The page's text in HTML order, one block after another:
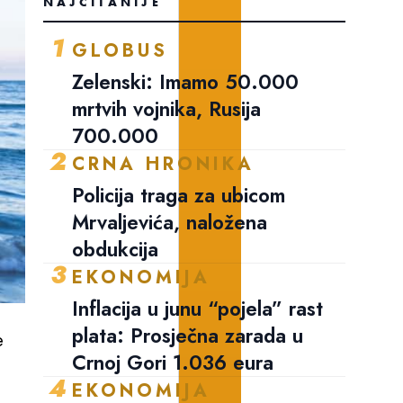
1 GLOBUS
Zelenski: Imamo 50.000
mrtvih vojnika, Rusija
700.000
2 CRNA HRONIKA
Policija traga za ubicom
Mrvaljevića, naložena
obdukcija
3 EKONOMIJA
Inflacija u junu “pojela” rast
plata: Prosječna zarada u
Crnoj Gori 1.036 eura
4 EKONOMIJA